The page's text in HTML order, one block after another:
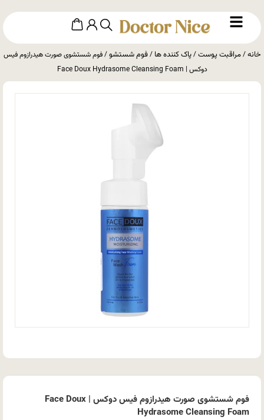
خانه/مراقبت پوست/پاک کننده ها /فوم شستشو/ فوم شستشوی صورت هیدرازوم فیس
دوکس | Face Doux Hydrasome Cleansing Foam
فوم شستشوی صورت هیدرازوم فیس دوکس | Face Doux
Hydrasome Cleansing Foam